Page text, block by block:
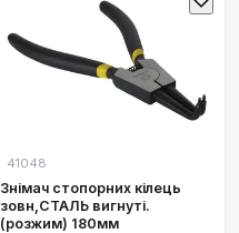
41048
Знімач стопорних кілeць
зовн,СТАЛЬ вигнуті.
(розжим) 180мм